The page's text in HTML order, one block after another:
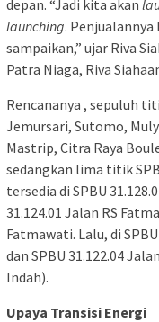
depan. “Jadi kita akan
launching.
sampaikan,” ujar Riva
Patra Niaga, Riva
Rencananya , sepuluh
Jemursari, Sutomo,
Mastrip, Citra Raya
sedangkan lima titik
tersedia di SPBU
31.124.01 Jalan RS
Fatmawati. Lalu, di
dan SPBU 31.122.04
Indah).
Upaya Transisi Energi